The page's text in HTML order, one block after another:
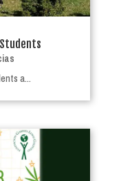
a...